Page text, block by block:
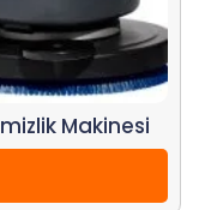
Makinesi